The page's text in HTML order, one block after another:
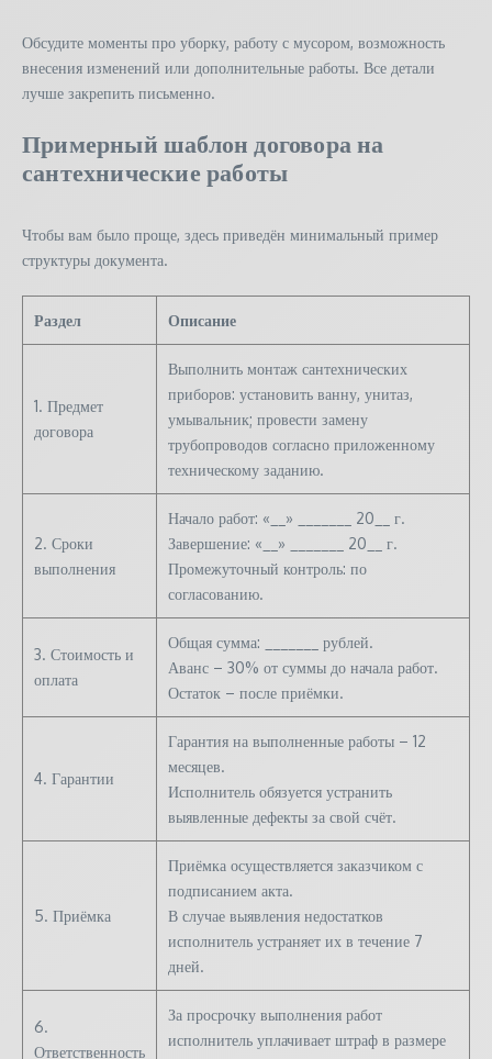
Обсудите моменты про уборку, работу с мусором, возможность
внесения изменений или дополнительные работы. Все детали
лучше закрепить письменно.
Примерный шаблон договора на
сантехнические работы
Чтобы вам было проще, здесь приведён минимальный пример
структуры документа.
Раздел Описание
1. Предмет
договора
Выполнить монтаж сантехнических
приборов: установить ванну, унитаз,
умывальник; провести замену
трубопроводов согласно приложенному
техническому заданию.
2. Сроки
выполнения
Начало работ: «__» _______ 20__ г.
Завершение: «__» _______ 20__ г.
Промежуточный контроль: по
согласованию.
3. Стоимость и
оплата
Общая сумма: _______ рублей.
Аванс – 30% от суммы до начала работ.
Остаток – после приёмки.
4. Гарантии
Гарантия на выполненные работы – 12
месяцев.
Исполнитель обязуется устранить
выявленные дефекты за свой счёт.
5. Приёмка
Приёмка осуществляется заказчиком с
подписанием акта.
В случае выявления недостатков
исполнитель устраняет их в течение 7
дней.
6.
Ответственность
За просрочку выполнения работ
исполнитель уплачивает штраф в размере